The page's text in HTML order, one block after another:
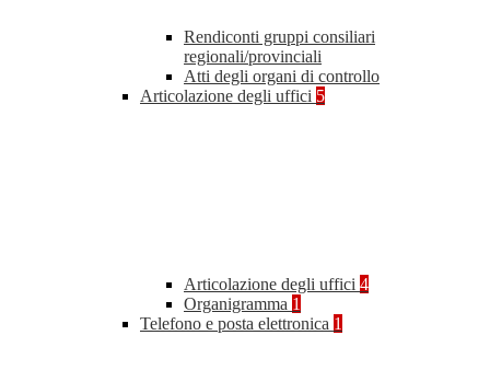
Rendiconti gruppi consiliari
regionali/provinciali
Atti degli organi di controllo
Articolazione degli uffici 5
Articolazione degli uffici 4
Organigramma 1
Telefono e posta elettronica 1